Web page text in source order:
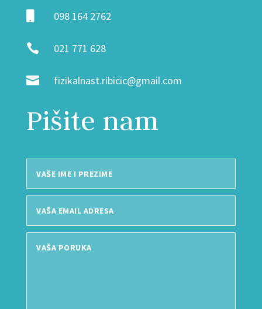
098 164 2762
 021 771 628
 fizikalnast.ribicic@gmail.com
Pišite nam